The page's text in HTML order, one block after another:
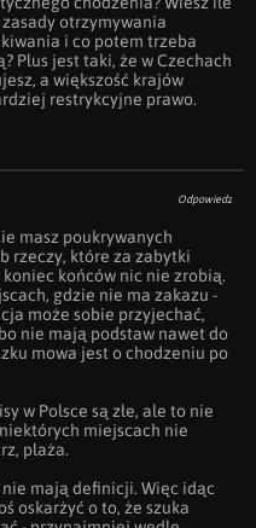
otrzymywania
i co potem trzeba
Plus jest taki, że w Czechach
a większość krajów
restrykcyjne prawo.
Odpowiedz
masz poukrywanych
rzeczy, które za zabytki
końców nic nie zrobią.
gdzie nie ma zakazu -
może sobie przyjechać,
nie mają podstaw nawet do
mowa jest o chodzeniu po
w Polsce są złe, ale to nie
miejscach nie
plaża.
nie mają definicji. Więc idąc
oskarżyć o to, że szuka